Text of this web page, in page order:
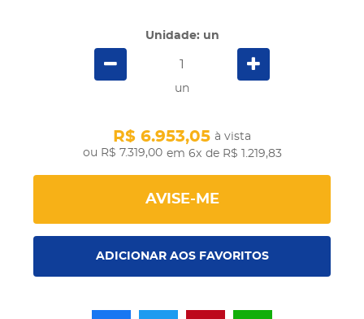
Unidade: un
un
R$ 7.319,00
R$ 6.953,05 à vista
em 6x de R$ 1.219,83
AVISE-ME
ADICIONAR AOS FAVORITOS